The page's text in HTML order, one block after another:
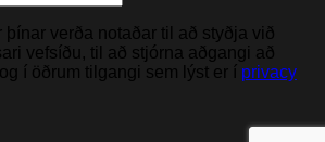
þínar verða notaðar til að styðja við
vefsíðu, til að stjórna aðgangi að
í öðrum tilgangi sem lýst er í privacy